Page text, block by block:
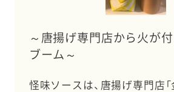
～唐揚げ専門店から火が付
ブーム～
怪味ソースは、唐揚げ専門店「